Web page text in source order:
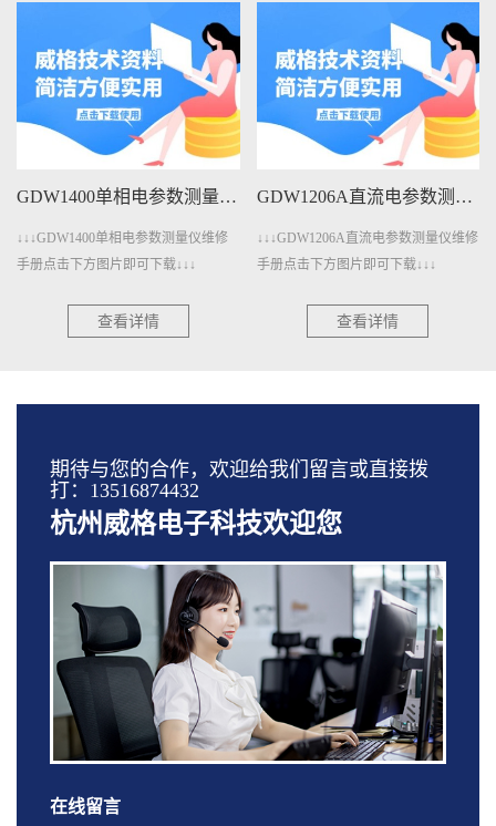
GDW1400单相电参数测量仪维修手册下载
↓↓↓GDW1400单相电参数测量仪维修
手册点击下方图片即可下载↓↓↓
查看详情
GDW1206A直流电参数测量仪维修手册下载
↓↓↓GDW1206A直流电参数测量仪维修
手册点击下方图片即可下载↓↓↓
查看详情
期待与您的合作，欢迎给我们留言或直接拨
打：13516874432
杭州威格电子科技欢迎您
在线留言